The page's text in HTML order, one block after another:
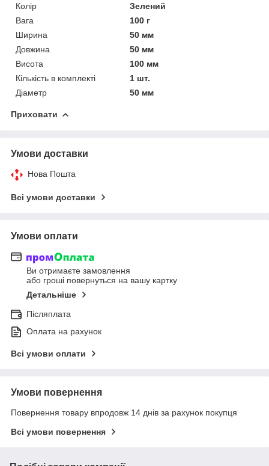
Колір
Зелений
Вага
100 г
Ширина
50 мм
Довжина
50 мм
Висота
100 мм
Кількість в комплекті
1 шт.
Діаметр
50 мм
Приховати
Умови доставки
Нова Пошта
Всі умови доставки
Умови оплати
Ви отримаєте замовлення
або гроші повернуться на вашу картку
Детальніше
Післяплата
Оплата на рахунок
Всі умови оплати
Умови повернення
Повернення товару впродовж 14 днів за рахунок покупця
Всі умови повернення